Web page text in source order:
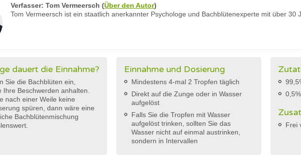
Verfasser: Tom Vermeersch (Über den Autor)
Tom Vermeersch ist ein staatlich anerkannter Psychologe und Bachblütenexperte mit über 30
dauert die Einnahme?
Sie die Bachblüten ein,
Ihre Beschwerden anhalten.
nach einer Weile keine
spüren, dann wäre eine
Bachblütenmischung
Einnahme und Dosierung
Mindestens 4-mal 2 Tropfen täglich
Direkt auf die Zunge oder in Wasser
aufgelöst
Falls Sie die Tropfen mit Wasser
aufgelöst trinken, sollten Sie das
Wasser nicht auf einmal austrinken,
sondern in Intervallen
Frei